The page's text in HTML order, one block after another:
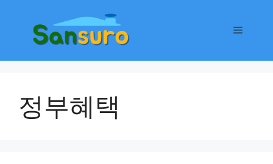
메
정부혜택